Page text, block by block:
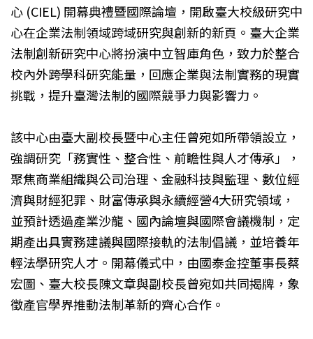
心 (CIEL) 開幕典禮暨國際論壇，開啟臺大校級研究中
心在企業法制領域跨域研究與創新的新頁。臺大企業
法制創新研究中心將扮演中立智庫角色，致力於整合
校內外跨學科研究能量，回應企業與法制實務的現實
挑戰，提升臺灣法制的國際競爭力與影響力。
該中心由臺大副校長暨中心主任曾宛如所帶領設立，
強調研究「務實性、整合性、前瞻性與人才傳承」，
聚焦商業組織與公司治理、金融科技與監理、數位經
濟與財經犯罪、財富傳承與永續經營4大研究領域，
並預計透過產業沙龍、國內論壇與國際會議機制，定
期產出具實務建議與國際接軌的法制倡議，並培養年
輕法學研究人才。開幕儀式中，由國泰金控董事長蔡
宏圖、臺大校長陳文章與副校長曾宛如共同揭牌，象
徵產官學界推動法制革新的齊心合作。